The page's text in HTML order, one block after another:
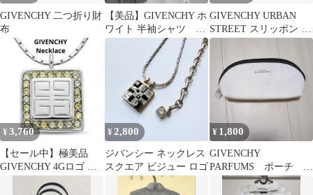
GIVENCHY 二つ折り財
布
【美品】GIVENCHY ホ
ワイト 半袖シャツ サ
イズ38
GIVENCHY URBAN
STREET スリッポン ス
ニーカー
¥ 3,760
【セール中】極美品
GIVENCHY 4Gロゴ ネ
ックレス ラインストー
¥2,800
ジバンシー ネックレス
スクエア ビジュー ロゴ
¥ 1,800
GIVENCHY
PARFUMS ポーチ ホ
ワイト 新品未使用